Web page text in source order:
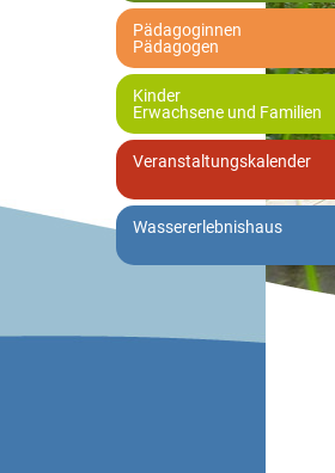
Pädagoginnen
Pädagogen
Kinder
Erwachsene und Familien
Veranstaltungskalender
Wassererlebnishaus